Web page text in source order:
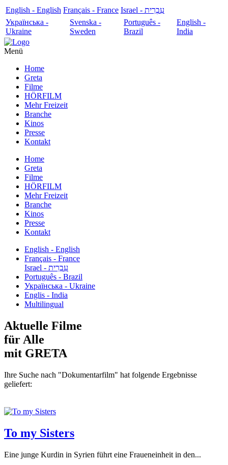
English - English Français - France
עִבְרִית - Israel
Українська -
Ukraine
Svenska -
Sweden
Português -
Brazil
English -
India
Menü
Home
Greta
Filme
HÖRFILM
Mehr Freizeit
Branche
Kinos
Presse
Kontakt
Home
Greta
Filme
HÖRFILM
Mehr Freizeit
Branche
Kinos
Presse
Kontakt
English - English
Français - France
עִבְרִית - Israel
Português - Brazil
Українська - Ukraine
Englis - India
Multilingual
Aktuelle Filme
für Alle
mit GRETA
Ihre Suche nach "Dokumentarfilm" hat folgende Ergebnisse
geliefert:
To my Sisters
Eine junge Kurdin in Syrien führt eine Fraueneinheit in den...